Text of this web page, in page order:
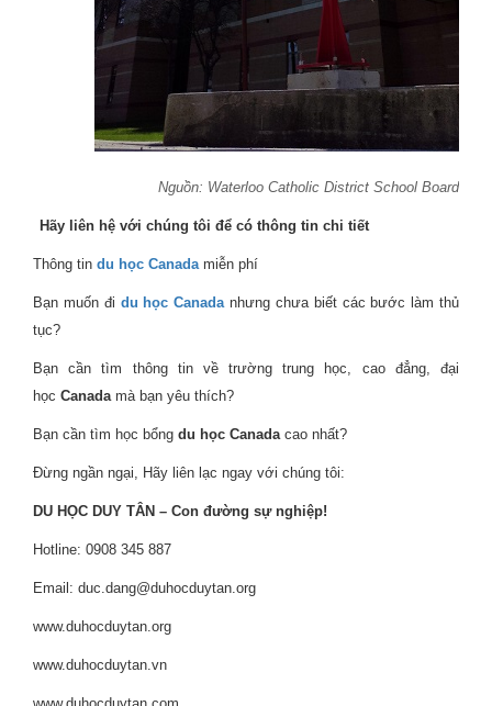
Nguồn: Waterloo Catholic District School Board
Hãy liên hệ với chúng tôi để có thông tin chi tiết
Thông tin du học Canada miễn phí
Bạn muốn đi du học Canada nhưng chưa biết các bước làm thủ
tục?
Bạn cần tìm thông tin về trường trung học, cao đẳng, đại
học Canada mà bạn yêu thích?
Bạn cần tìm học bổng du học Canada cao nhất?
Đừng ngần ngại, Hãy liên lạc ngay với chúng tôi:
DU HỌC DUY TÂN – Con đường sự nghiệp!
Hotline: 0908 345 887
Email: duc.dang@duhocduytan.org
www.duhocduytan.org
www.duhocduytan.vn